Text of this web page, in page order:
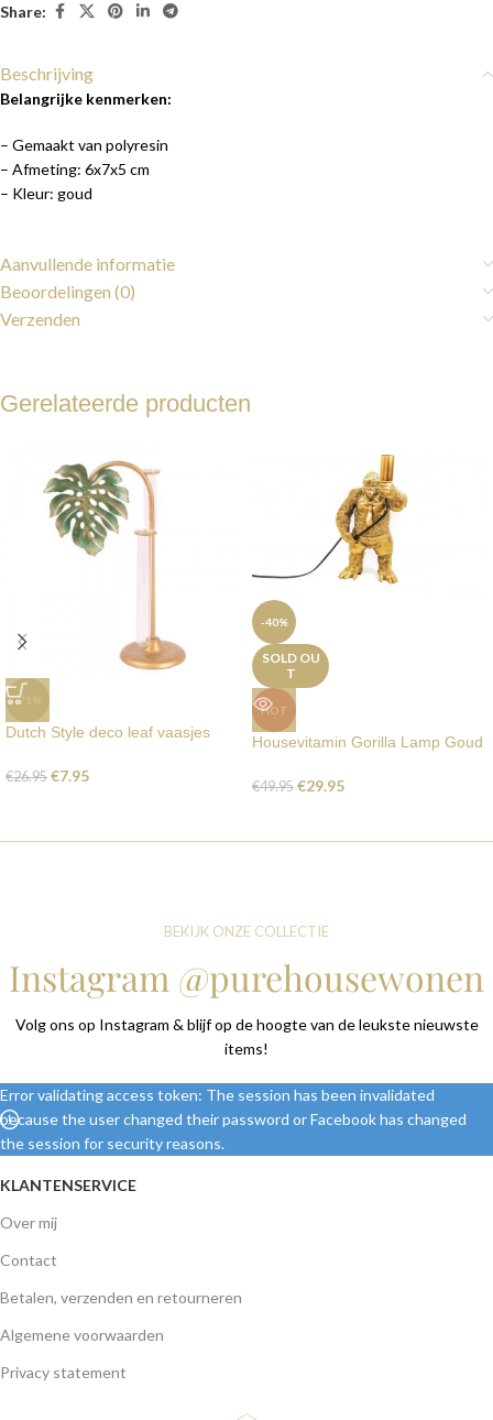
Share:
Beschrijving
Belangrijke kenmerken:
– Gemaakt van polyresin
– Afmeting: 6x7x5 cm
– Kleur: goud
Aanvullende informatie
Beoordelingen (0)
Verzenden
Gerelateerde producten
-71%
Dutch Style deco leaf vaasjes
€26.95 €7.95
-40%
SOLD OU
T
HOT
Housevitamin Gorilla Lamp Goud
€49.95 €29.95
BEKIJK ONZE COLLECTIE
Instagram @purehousewonen
Volg ons op Instagram & blijf op de hoogte van de leukste nieuwste
items!
Error validating access token: The session has been invalidated
because the user changed their password or Facebook has changed
the session for security reasons.
KLANTENSERVICE
Over mij
Contact
Betalen, verzenden en retourneren
Algemene voorwaarden
Privacy statement